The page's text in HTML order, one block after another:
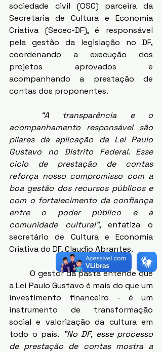
sociedade civil (OSC) parceira da
Secretaria de Cultura e Economia
Criativa (Secec-DF), é responsável
pela gestão da legislação no DF,
coordenando a execução dos
projetos aprovados e
acompanhando a prestação de
contas dos proponentes.
acompanhamento responsável são
pilares da aplicação da Lei Paulo
Gustavo no Distrito Federal. Esse
ciclo de prestação de contas
reforça nosso compromisso com a
boa gestão dos recursos públicos e
com o fortalecimento da confiança
entre o poder público e a
comunidade cultural”, enfatiza o
secretário de Cultura e Economia
Criativa do DF, Claudio Abrantes.
a Lei Paulo Gustavo é mais do que um
investimento financeiro - é um
instrumento de transformação
social e valorização da cultura em
todo o país. "No DF, esse processo
de prestação de contas mostra a